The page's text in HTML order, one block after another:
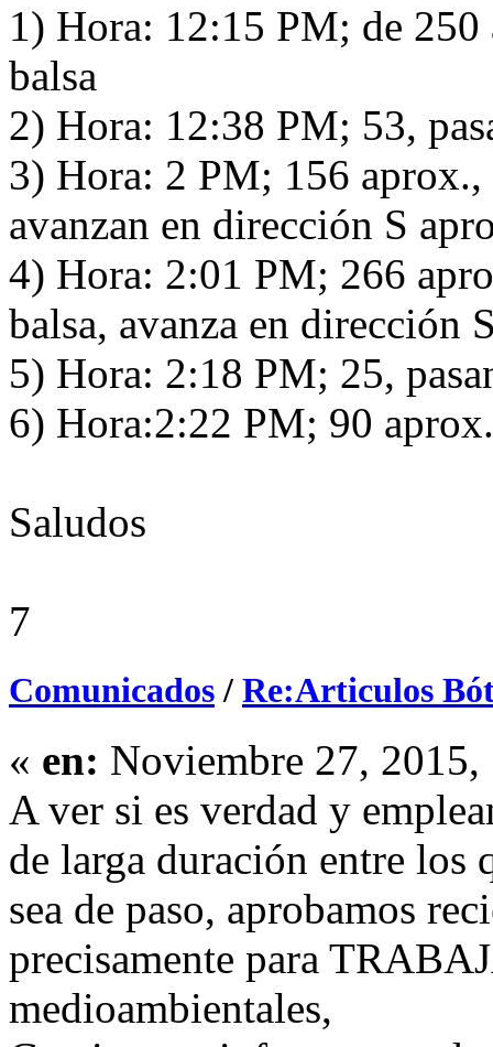
1) Hora: 12:15 PM; de 250
balsa
2) Hora: 12:38 PM; 53,
3) Hora: 2 PM; 156 aprox.,
avanzan en dirección S
4) Hora: 2:01 PM; 266
balsa, avanza en dirección
5) Hora: 2:18 PM; 25,
6) Hora:2:22 PM; 90
Saludos
7
Comunicados / Re:Articulos
« en: Noviembre 27,
A ver si es verdad y
de larga duración entre los
sea de paso, aprobamos
precisamente para
medioambientales,